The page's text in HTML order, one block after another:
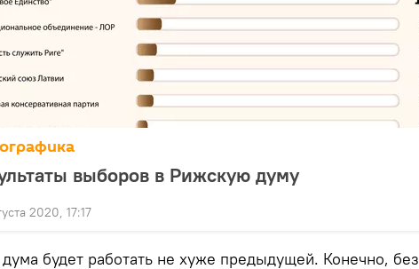
выборов в Рижскую думу
2020, 17:17
будет работать не хуже предыдущей. Конечно, без